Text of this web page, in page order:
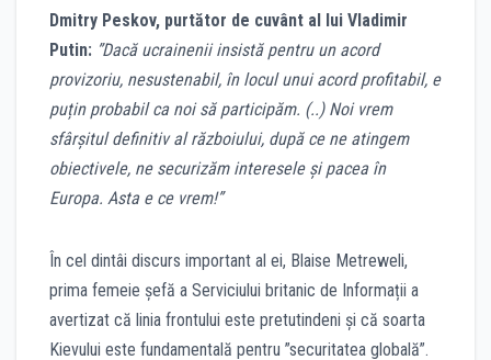
Dmitry Peskov, purtător de cuvânt al lui Vladimir
Putin: ”Dacă ucrainenii insistă pentru un acord
provizoriu, nesustenabil, în locul unui acord profitabil, e
puțin probabil ca noi să participăm. (..) Noi vrem
sfârșitul definitiv al războiului, după ce ne atingem
obiectivele, ne securizăm interesele și pacea în
Europa. Asta e ce vrem!”
În cel dintâi discurs important al ei, Blaise Metreweli,
prima femeie șefă a Serviciului britanic de Informații a
avertizat că linia frontului este pretutindeni și că soarta
Kievului este fundamentală pentru ”securitatea globală”.